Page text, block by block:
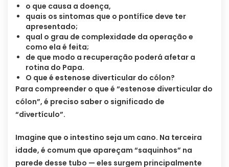
o que causa a doença,
quais os sintomas que o pontífice deve ter
apresentado;
qual o grau de complexidade da operação e
como ela é feita;
de que modo a recuperação poderá afetar a
rotina do Papa.
O que é estenose diverticular do cólon?
Para compreender o que é “estenose diverticular do
cólon”, é preciso saber o significado de
“divertículo”.
Imagine que o intestino seja um cano. Na terceira
idade, é comum que apareçam “saquinhos” na
parede desse tubo — eles surgem principalmente